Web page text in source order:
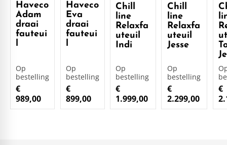
Haveco
Adam
draai
fauteui
l
Op
bestelling
€
989,00
Haveco
Eva
draai
fauteui
l
Op
bestelling
€
899,00
Chill
line
Relaxfa
uteuil
Indi
Op
bestelling
€
1.999,00
Chill
line
Relaxfa
uteuil
Jesse
Op
bestelling
€
2.299,00
€